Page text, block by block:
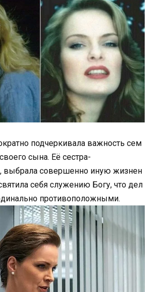
подчеркивала важность сем
сына. Её сестра-
выбрала совершенно иную жизнен
себя служению Богу, что дел
противоположными.